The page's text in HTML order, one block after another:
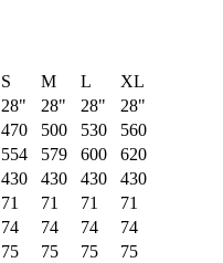
S M L
XL
28" 28" 28"
28"
470 500 530
560
554 579 600
620
430 430 430
430
71 71 71
71
74 74 74
74
75 75 75
75